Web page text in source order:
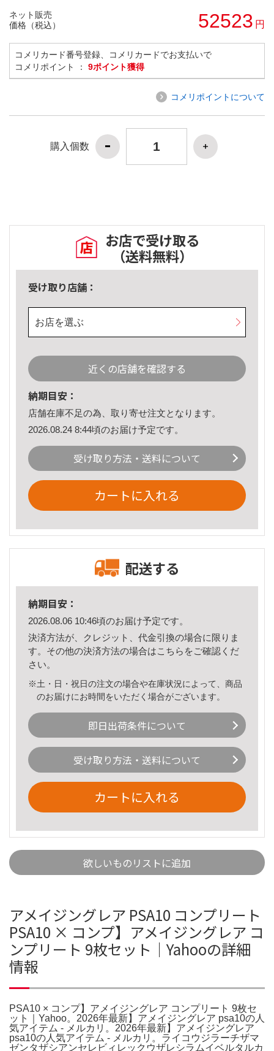
ネット販売
価格（税込）
52523 円
コメリカード番号登録、コメリカードでお支払いで
コメリポイント ： 9ポイント獲得
コメリポイントについて
購入個数
お店で受け取る
（送料無料）
受け取り店舗：
お店を選ぶ
近くの店舗を確認する
納期目安：
店舗在庫不足の為、取り寄せ注文となります。
2026.08.24 8:44頃のお届け予定です。
受け取り方法・送料について
カートに入れる
配送する
納期目安：
2026.08.06 10:46頃のお届け予定です。
決済方法が、クレジット、代金引換の場合に限りま
す。その他の決済方法の場合はこちら をご確認くだ
さい。
※土・日・祝日の注文の場合や在庫状況によって、商品
のお届けにお時間をいただく場合がございます。
即日出荷条件について
受け取り方法・送料について
カートに入れる
欲しいものリストに追加
アメイジングレア PSA10 コンプリート
PSA10 × コンプ】アメイジングレア コ
ンプリート 9枚セット｜Yahooの詳細
情報
PSA10 × コンプ】アメイジングレア コンプリート 9枚セ
ット｜Yahoo。2026年最新】アメイジングレア psa10の人
気アイテム - メルカリ。2026年最新】アメイジングレア
psa10の人気アイテム - メルカリ。ライコウジラーチザマ
ゼンタザシアンセレビィレックウザレシラムイベルタルカ